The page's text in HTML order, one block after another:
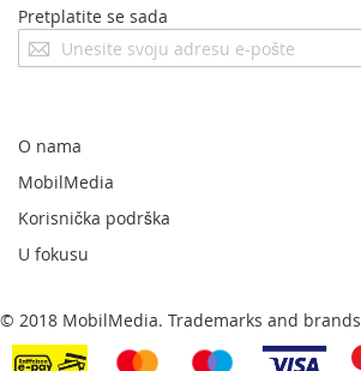
Pretplatite se sada
Prijavite
se
newsletter:
O nama
MobilMedia
Korisnička podrška
U fokusu
© 2018 MobilMedia. Trademarks and brands